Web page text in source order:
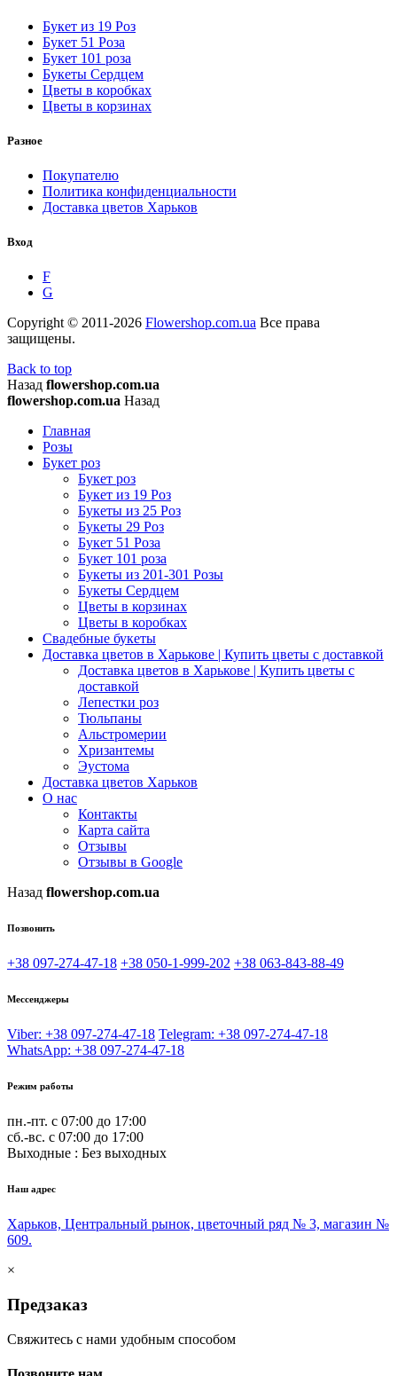
Букет из 19 Роз
Букет 51 Роза
Букет 101 роза
Букеты Сердцем
Цветы в коробках
Цветы в корзинах
Разное
Покупателю
Политика конфиденциальности
Доставка цветов Харьков
Вход
F
G
Copyright © 2011-2026 Flowershop.com.ua Все права
защищены.
Back to top
Назад flowershop.com.ua
flowershop.com.ua Назад
Главная
Розы
Букет роз
Букет роз
Букет из 19 Роз
Букеты из 25 Роз
Букеты 29 Роз
Букет 51 Роза
Букет 101 роза
Букеты из 201-301 Розы
Букеты Сердцем
Цветы в корзинах
Цветы в коробках
Свадебные букеты
Доставка цветов в Харькове | Купить цветы с доставкой
Доставка цветов в Харькове | Купить цветы с
доставкой
Лепестки роз
Тюльпаны
Альстромерии
Хризантемы
Эустома
Доставка цветов Харьков
О нас
Контакты
Карта сайта
Отзывы
Отзывы в Google
Назад flowershop.com.ua
Позвонить
+38 097-274-47-18 +38 050-1-999-202 +38 063-843-88-49
Мессенджеры
Viber: +38 097-274-47-18 Telegram: +38 097-274-47-18
WhatsApp: +38 097-274-47-18
Режим работы
пн.-пт. с 07:00 до 17:00
сб.-вс. с 07:00 до 17:00
Выходные : Без выходных
Наш адрес
Харьков, Центральный рынок, цветочный ряд № 3, магазин №
609.
×
Предзаказ
Свяжитесь с нами удобным способом